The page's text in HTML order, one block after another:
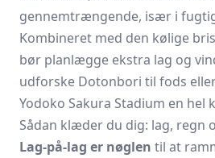
gennemtrængende, især i
Kombineret med den kølige
bør planlægge ekstra lag og
udforske Dotonbori til fods
Yodoko Sakura Stadium en hel
Sådan klæder du dig: lag, regn
Lag-på-lag er nøglen til at